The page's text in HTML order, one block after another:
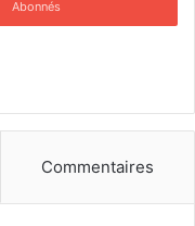
Abonnés
Commentaires